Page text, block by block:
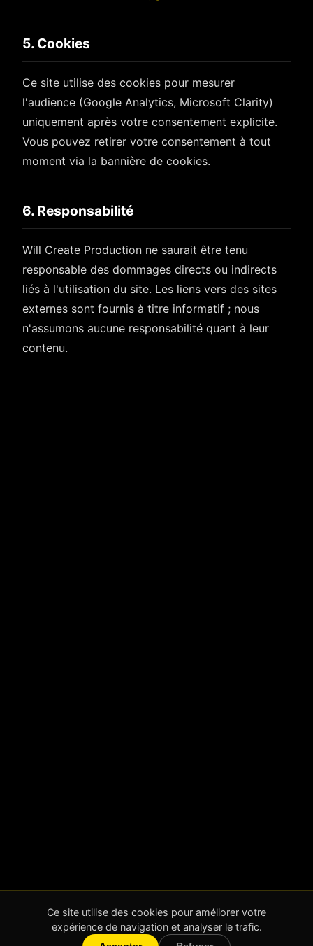
Ce site utilise des cookies pour améliorer votre
expérience de navigation et analyser le trafic.
5. Cookies
Ce site utilise des cookies pour mesurer
l'audience (Google Analytics, Microsoft Clarity)
uniquement après votre consentement explicite.
Vous pouvez retirer votre consentement à tout
moment via la bannière de cookies.
6. Responsabilité
Will Create Production ne saurait être tenu
responsable des dommages directs ou indirects
liés à l'utilisation du site. Les liens vers des sites
externes sont fournis à titre informatif ; nous
n'assumons aucune responsabilité quant à leur
contenu.